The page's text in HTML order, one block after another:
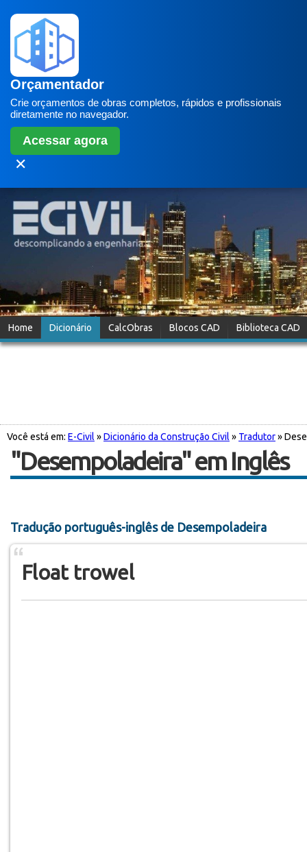
Orçamentador
Crie orçamentos de obras completos, rápidos e profissionais
diretamente no navegador.
Acessar agora
✕
Home Dicionário CalcObras Blocos CAD Biblioteca CAD
Você está em: E-Civil »Dicionário da Construção Civil » Tradutor»
"Desempoladeira" em Inglês
Tradução português-inglês de Desempoladeira
Float trowel